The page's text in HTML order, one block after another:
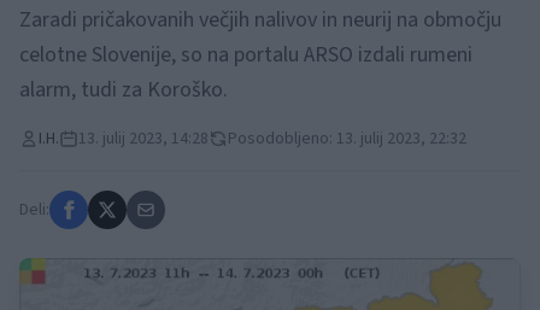
Zaradi pričakovanih večjih nalivov in neurij na območju
celotne Slovenije, so na portalu ARSO izdali rumeni
alarm, tudi za Koroško.
I.H. 13. julij 2023, 14:28 Posodobljeno: 13. julij 2023, 22:32
Deli: